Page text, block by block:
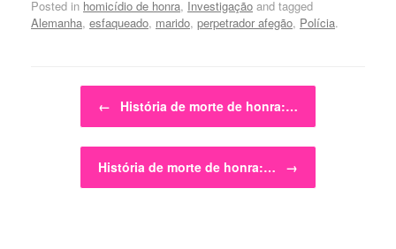
Posted in homicídio de honra, Investigação and tagged
Alemanha, esfaqueado, marido, perpetrador afegão, Polícia.
Post navigation
← História de morte de honra:…
História de morte de honra:… →